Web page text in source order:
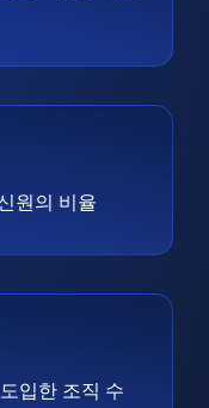
원의 비율
입한 조직 수